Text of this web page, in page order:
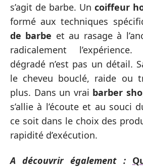
s’agit de barbe. Un coiffeur
formé aux techniques
de barbe et au rasage à
radicalement
dégradé n’est pas un détail.
le cheveu bouclé, raide ou
plus. Dans un vrai barber
s’allie à l’écoute et au souci
ce soit dans le choix des
rapidité d’exécution.
A découvrir également :